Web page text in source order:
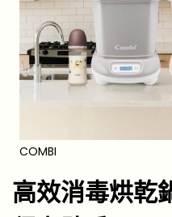
COMBI
高效消毒烘乾